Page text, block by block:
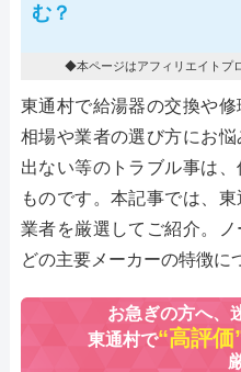
む？
◆本ページはアフィリエイトプ
東通村で給湯器の交換や
相場や業者の選び方にお
出ない等のトラブル事は
ものです。本記事では、
業者を厳選してご紹介。
どの主要メーカーの特徴に
お急ぎの方へ、
東通村で“高評価